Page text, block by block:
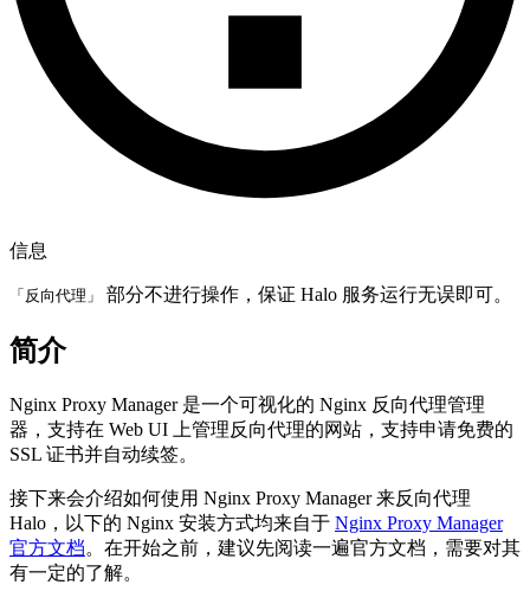
信息
「反向代理」 部分不进行操作，保证 Halo 服务运行无误即可。
简介
Nginx Proxy Manager 是一个可视化的 Nginx 反向代理管理
器，支持在 Web UI 上管理反向代理的网站，支持申请免费的
SSL 证书并自动续签。
接下来会介绍如何使用 Nginx Proxy Manager 来反向代理
Halo，以下的 Nginx 安装方式均来自于 Nginx Proxy Manager
官方文档。在开始之前，建议先阅读一遍官方文档，需要对其
有一定的了解。